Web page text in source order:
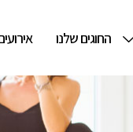
החוגים שלנו